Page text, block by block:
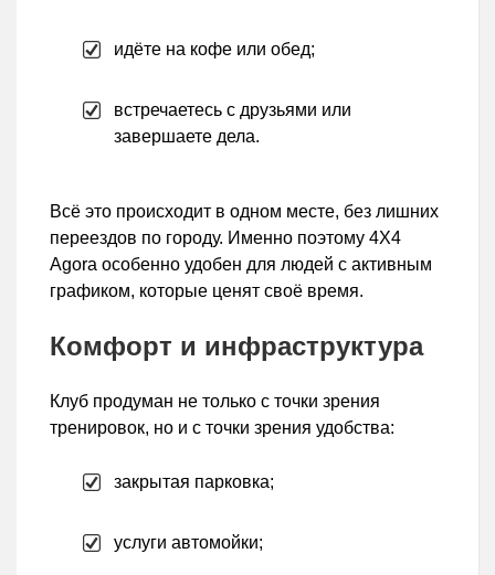
идёте на кофе или обед;
встречаетесь с друзьями или
завершаете дела.
Всё это происходит в одном месте, без лишних
переездов по городу. Именно поэтому 4X4
Agora особенно удобен для людей с активным
графиком, которые ценят своё время.
Комфорт и инфраструктура
Клуб продуман не только с точки зрения
тренировок, но и с точки зрения удобства:
закрытая парковка;
услуги автомойки;